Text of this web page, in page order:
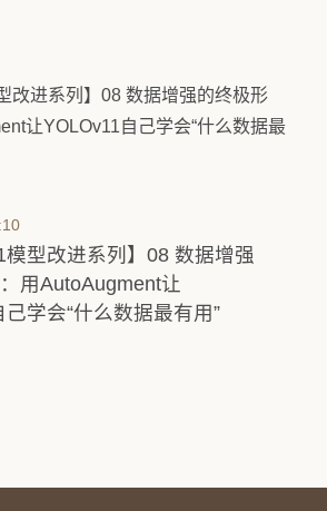
模型改进系列】08 数据增强
用AutoAugment让
学会“什么数据最有用”